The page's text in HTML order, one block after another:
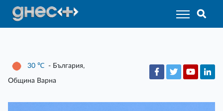
30 ℃ - България,
Община Варна